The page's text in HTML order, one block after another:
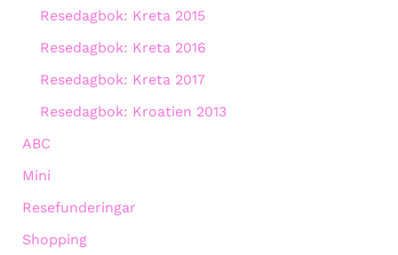
Resedagbok: Kreta 2015
Resedagbok: Kreta 2016
Resedagbok: Kreta 2017
Resedagbok: Kroatien 2013
ABC
Mini
Resefunderingar
Shopping